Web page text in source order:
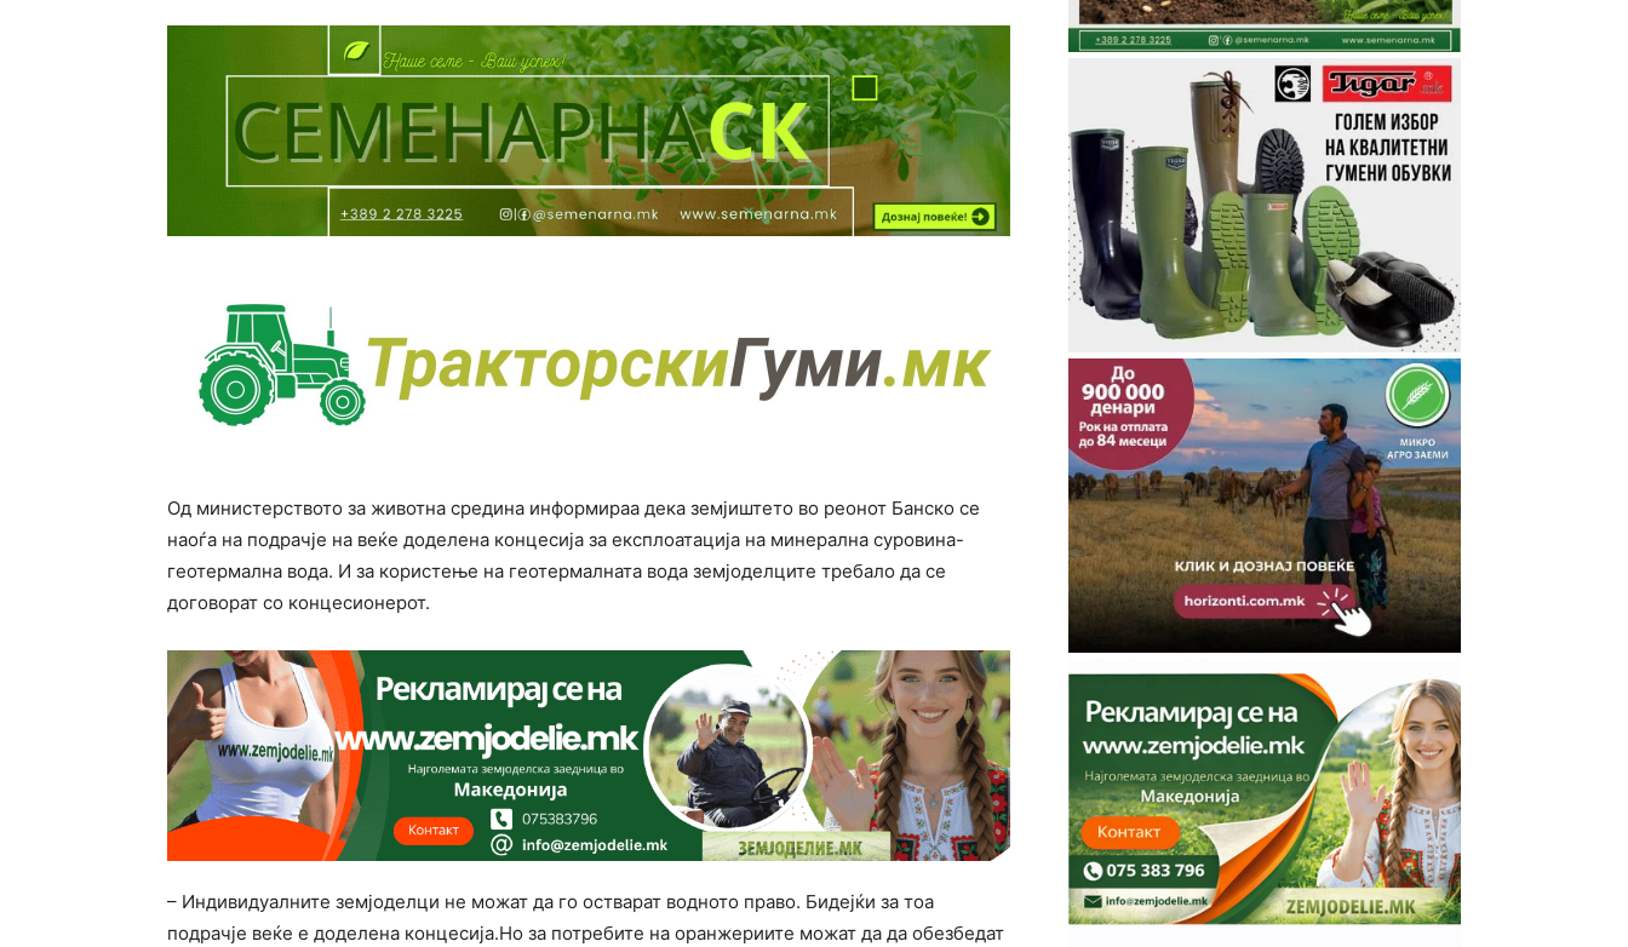
Од министерството за животна средина информираа дека земјиштето во реонот Банско се
наоѓа на подрачје на веќе доделена концесија за експлоатација на минерална суровина-
геотермална вода. И за користење на геотермалната вода земјоделците требало да се
договорат со концесионерот.
– Индивидуалните земјоделци не можат да го остварат водното право. Бидејќи за тоа
подрачје веќе е доделена концесија.Но за потребите на оранжериите можат да да обезбедат